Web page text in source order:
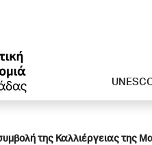
της Καλλιέργειας της